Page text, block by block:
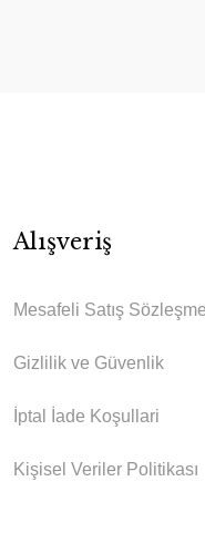
Alışveriş
Mesafeli Satış
Gizlilik ve Güvenlik
İptal İade Koşullari
Kişisel Veriler Politikası